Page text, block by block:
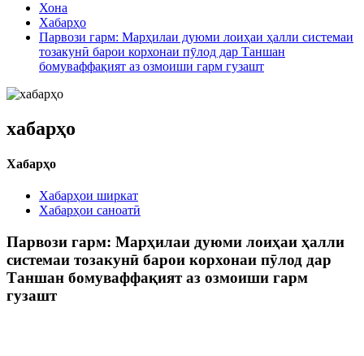
Хона
Хабарҳо
Парвози гарм: Марҳилаи дуюми лоиҳаи ҳалли системаи
тозакунӣ барои корхонаи пӯлод дар Таншан
бомуваффақият аз озмоиши гарм гузашт
хабарҳо
Хабарҳо
Хабарҳои ширкат
Хабарҳои саноатӣ
Парвози гарм: Марҳилаи дуюми лоиҳаи ҳалли
системаи тозакунӣ барои корхонаи пӯлод дар
Таншан бомуваффақият аз озмоиши гарм
гузашт